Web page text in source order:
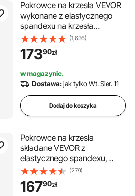
Pokrowce na krzesła VEVOR
wykonane z elastycznego
spandexu na krzesła
składane, uniwersalne,
zdejmowane i nadające się
do prania pokrowce
imprezy, uroczystości, do
jadalni (30 sztuk, białe)
(1,636)
17390zł
w magazynie.
Dostawa:jak tylko Wt. Sier. 11
Dodaj do koszyka
Pokrowce na krzesła
składane VEVOR z
elastycznego spandexu,
uniwersalne, zdejmowane i
nadające się do prania, na
wesela, święta, bankiety,
(279)
16790zł